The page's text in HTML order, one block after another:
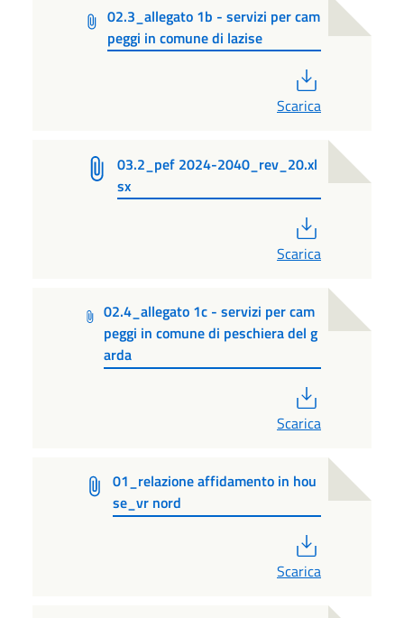
02.3_allegato 1b - servizi per cam
peggi in comune di lazise
Scarica
03.2_pef 2024-2040_rev_20.xl
sx
Scarica
02.4_allegato 1c - servizi per cam
peggi in comune di peschiera del g
arda
Scarica
01_relazione affidamento in hou
se_vr nord
Scarica